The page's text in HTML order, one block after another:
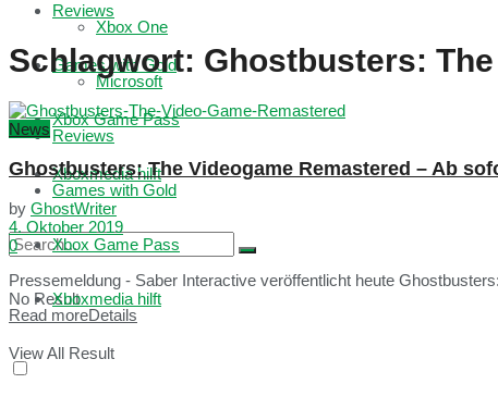
Reviews
Games with Gold
Xbox Game Pass
Xboxmedia hilft
No Result
View All Result
Xbox One
Microsoft
Reviews
Games with Gold
Xbox Game Pass
Xboxmedia hilft
Schlagwort: Ghostbusters:
News
Ghostbusters: The Videogame Remastered – Ab
by GhostWriter
4. Oktober 2019
0
Pressemeldung - Saber Interactive veröffentlicht heute
Read moreDetails